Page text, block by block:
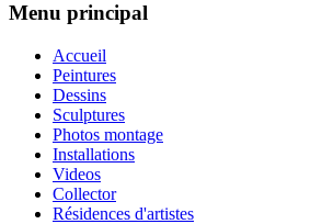
Menu principal
Accueil
Peintures
Dessins
Sculptures
Photos montage
Installations
Videos
Collector
Résidences d'artistes